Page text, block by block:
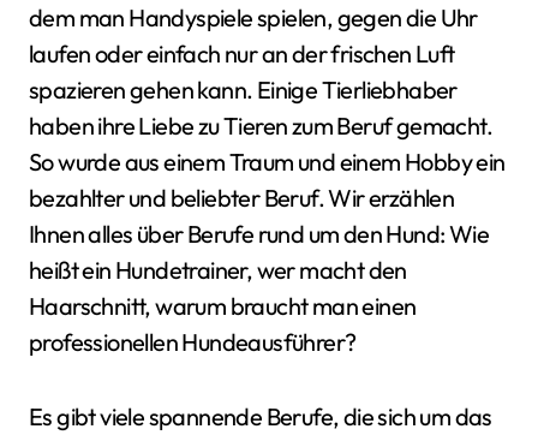
dem man Handyspiele spielen, gegen die Uhr
laufen oder einfach nur an der frischen Luft
spazieren gehen kann. Einige Tierliebhaber
haben ihre Liebe zu Tieren zum Beruf gemacht.
So wurde aus einem Traum und einem Hobby ein
bezahlter und beliebter Beruf. Wir erzählen
Ihnen alles über Berufe rund um den Hund: Wie
heißt ein Hundetrainer, wer macht den
Haarschnitt, warum braucht man einen
professionellen Hundeausführer?
Es gibt viele spannende Berufe, die sich um das